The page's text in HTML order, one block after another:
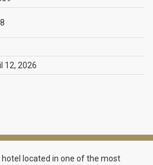
12, 2026
located in one of the most